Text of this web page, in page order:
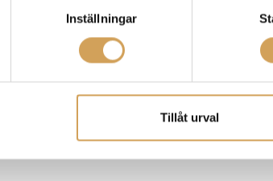
Inställningar
Tillåt urval